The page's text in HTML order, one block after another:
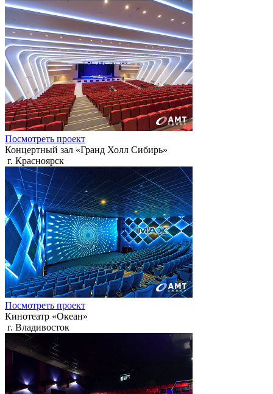
Посмотреть проект
Концертный зал «Гранд Холл Сибирь»
г. Красноярск
Посмотреть проект
Кинотеатр «Океан»
г. Владивосток